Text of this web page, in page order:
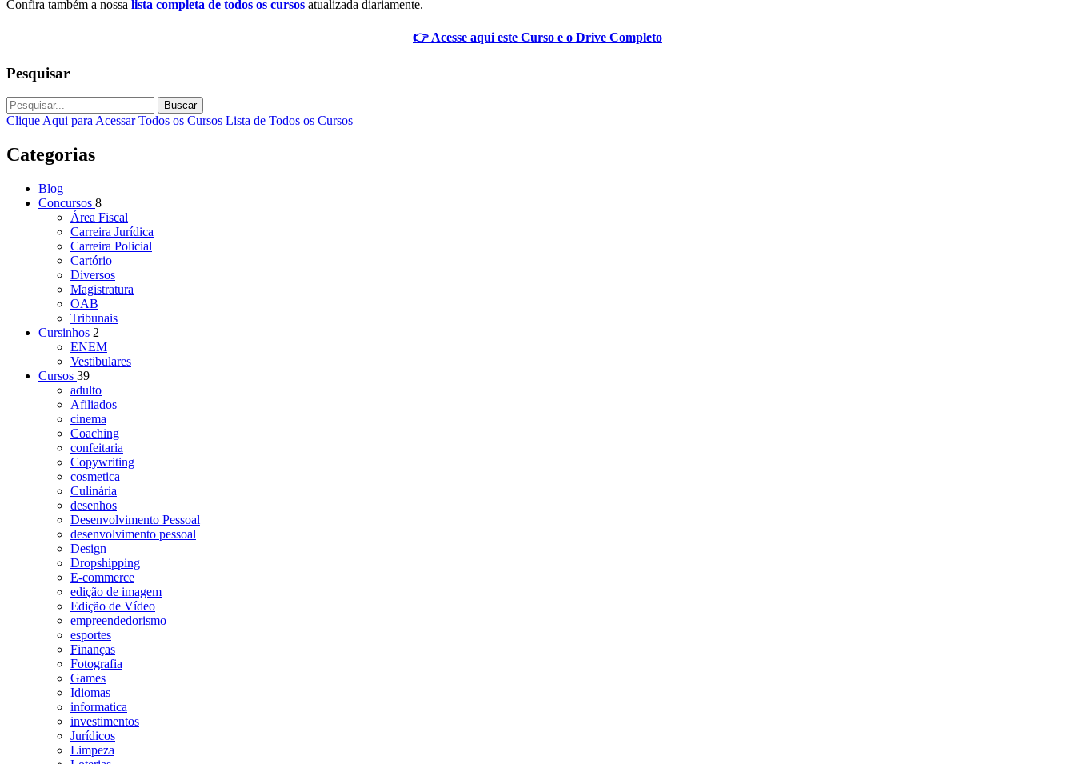
Confira também a nossa lista completa de todos os cursos atualizada diariamente.
👉 Acesse aqui este Curso e o Drive Completo
Pesquisar
Buscar
Clique Aqui para Acessar Todos os Cursos Lista de Todos os Cursos
Categorias
Blog
Concursos 8
Área Fiscal
Carreira Jurídica
Carreira Policial
Cartório
Diversos
Magistratura
OAB
Tribunais
Cursinhos 2
ENEM
Vestibulares
Cursos 39
adulto
Afiliados
cinema
Coaching
confeitaria
Copywriting
cosmetica
Culinária
desenhos
Desenvolvimento Pessoal
desenvolvimento pessoal
Design
Dropshipping
E-commerce
edição de imagem
Edição de Vídeo
empreendedorismo
esportes
Finanças
Fotografia
Games
Idiomas
informatica
investimentos
Jurídicos
Limpeza